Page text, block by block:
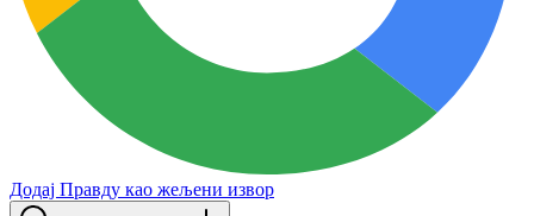
Додај Правду као жељени извор